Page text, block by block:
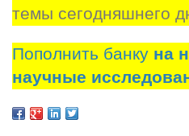
темы сегодняшнего
Пополнить банку на
научные